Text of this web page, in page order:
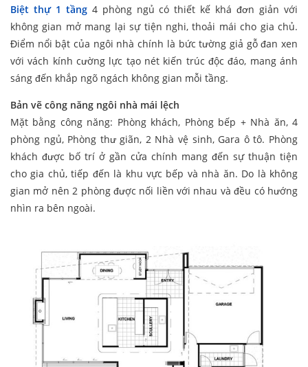
Biệt thự 1 tầng 4 phòng ngủ có thiết kế khá đơn giản với
không gian mở mang lại sự tiện nghi, thoải mái cho gia chủ.
Điểm nổi bật của ngôi nhà chính là bức tường giả gỗ đan xen
với vách kính cường lực tạo nét kiến trúc độc đáo, mang ánh
sáng đến khắp ngõ ngách không gian mỗi tầng.
Bản vẽ công năng ngôi nhà mái lệch
Mặt bằng công năng: Phòng khách, Phòng bếp + Nhà ăn, 4
phòng ngủ, Phòng thư giãn, 2 Nhà vệ sinh, Gara ô tô. Phòng
khách được bố trí ở gần cửa chính mang đến sự thuận tiện
cho gia chủ, tiếp đến là khu vực bếp và nhà ăn. Do là không
gian mở nên 2 phòng được nối liền với nhau và đều có hướng
nhìn ra bên ngoài.